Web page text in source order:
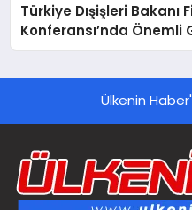
Türkiye Dışişleri Bakanı
Konferansı’nda Önemli
Ülkenin